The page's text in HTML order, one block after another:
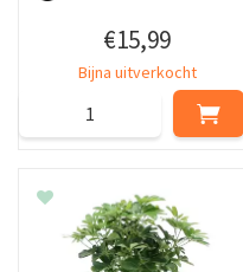
€15,99
Bijna uitverkocht